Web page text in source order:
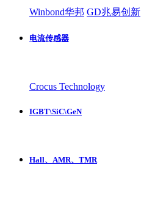
Winbond华邦 GD兆易创新
电流传感器
Crocus Technology
IGBT\SiC\GeN
Hall、AMR、TMR